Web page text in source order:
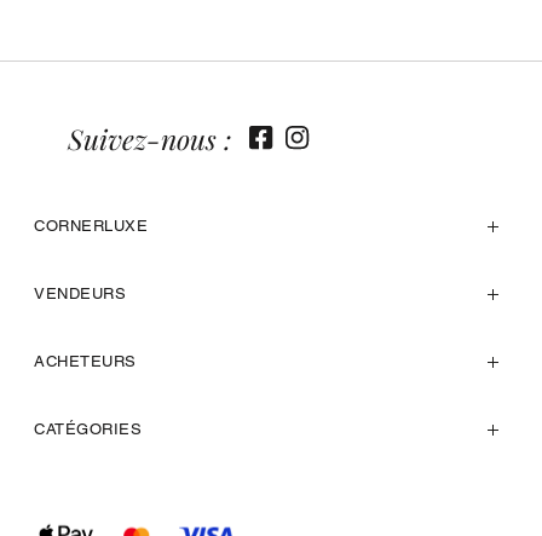
CORNERLUXE
VENDEURS
ACHETEURS
CATÉGORIES
Suivez-nous :